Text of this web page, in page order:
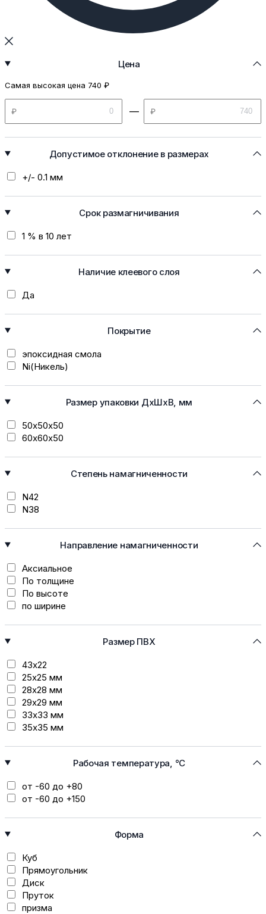
Цена
Самая высокая цена 740 ₽
₽ — ₽
Допустимое отклонение в размерах
+/- 0.1 мм
Срок размагничивания
1 % в 10 лет
Наличие клеевого слоя
Да
Покрытие
эпоксидная смола
Ni(Никель)
Размер упаковки ДхШхВ, мм
50х50х50
60х60х50
Степень намагниченности
N42
N38
Направление намагниченности
Аксиальное
По толщине
По высоте
по ширине
Размер ПВХ
43х22
25х25 мм
28х28 мм
29х29 мм
33х33 мм
35х35 мм
Рабочая температура, °C
от -60 до +80
от -60 до +150
Форма
Куб
Прямоугольник
Диск
Пруток
призма